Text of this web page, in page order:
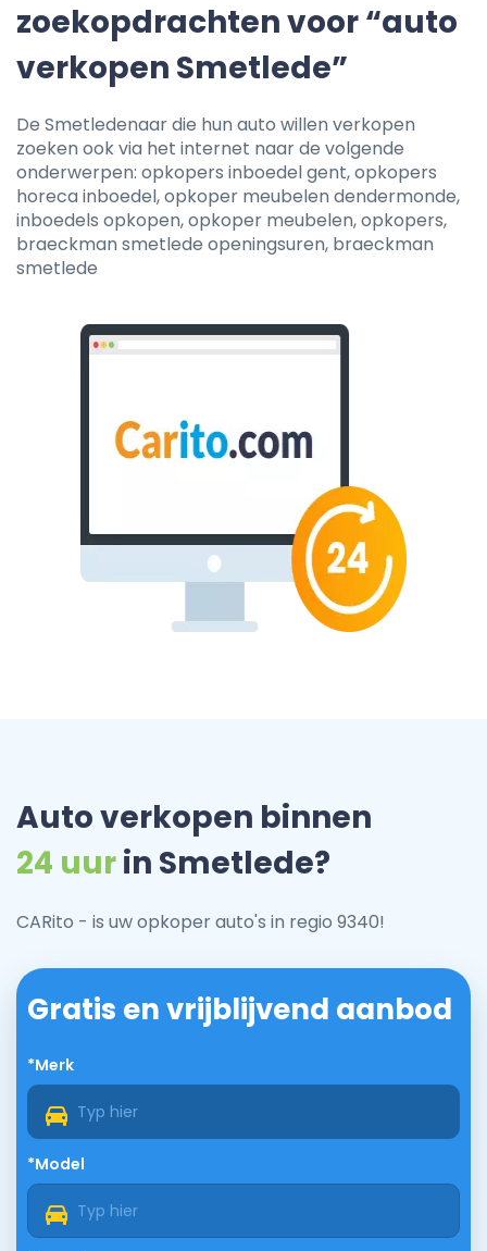
zoekopdrachten voor “auto
verkopen Smetlede”
De Smetledenaar die hun auto willen verkopen
zoeken ook via het internet naar de volgende
onderwerpen: opkopers inboedel gent, opkopers
horeca inboedel, opkoper meubelen dendermonde,
inboedels opkopen, opkoper meubelen, opkopers,
braeckman smetlede openingsuren, braeckman
smetlede
Auto verkopen binnen
24 uurin Smetlede?
CARito - is uw opkoper auto's in regio 9340!
Gratis en vrijblijvend aanbod
*Merk
*Model